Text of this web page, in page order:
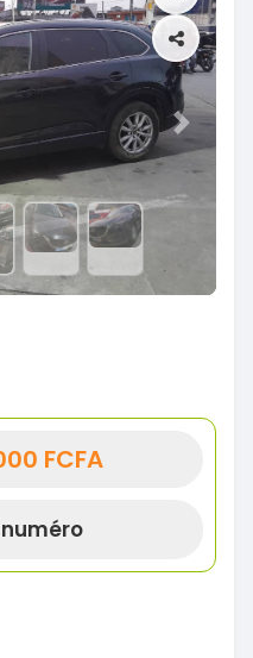
Next
FCFA